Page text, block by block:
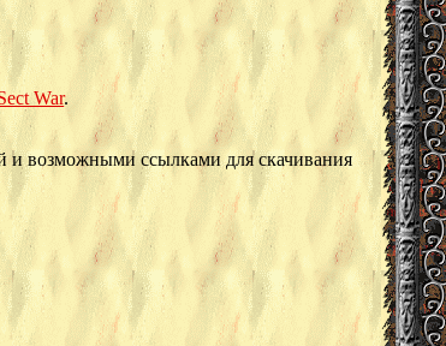
War.
возможными ссылками для скачивания